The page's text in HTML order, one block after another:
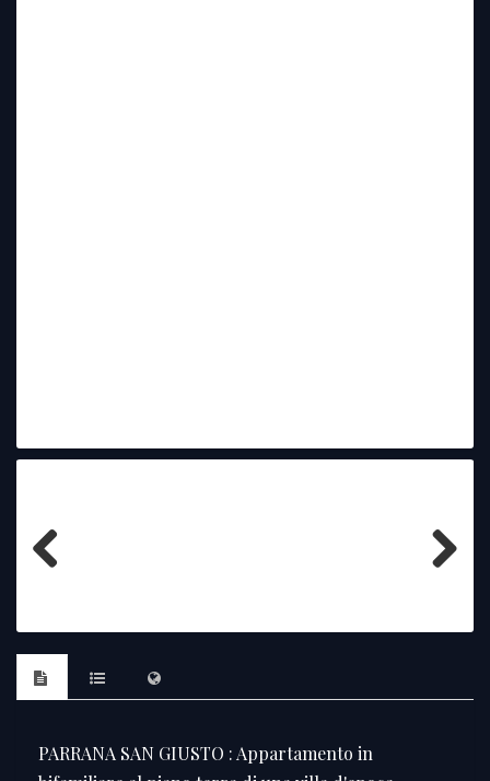
PARRANA SAN GIUSTO : Appartamento in